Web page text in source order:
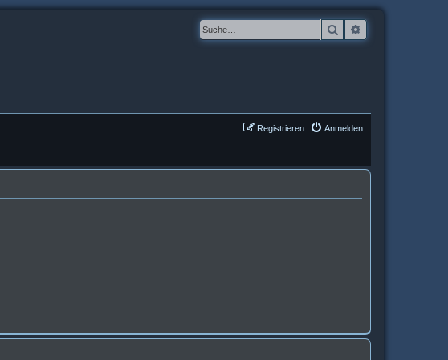
Suche
Anmelden
Registrieren